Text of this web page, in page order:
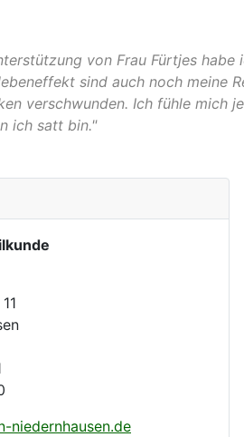
von Frau Fürtjes
sind auch noch meine
verschwunden. Ich fühle mich
ich satt bin."
niedernhausen.de